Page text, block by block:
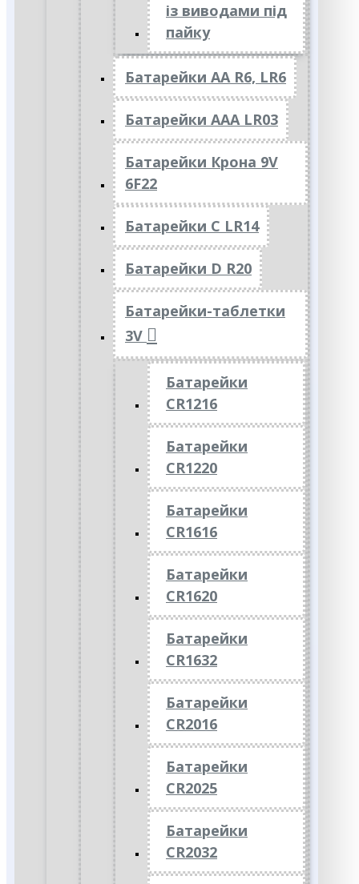
із виводами під
пайку
Батарейки АА R6, LR6
Батарейки АAА LR03
Батарейки Крона 9V
6F22
Батарейки C LR14
Батарейки D R20
Батарейки-таблетки
3V
Батарейки
CR1216
Батарейки
CR1220
Батарейки
CR1616
Батарейки
CR1620
Батарейки
CR1632
Батарейки
CR2016
Батарейки
CR2025
Батарейки
CR2032